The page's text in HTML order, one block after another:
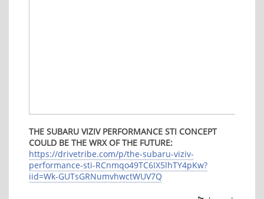
THE SUBARU VIZIV PERFORMANCE STI CONCEPT
COULD BE THE WRX OF THE FUTURE:
https://drivetribe.com/p/the-subaru-viziv-
performance-sti-RCnmqo49TC6IX5lhTY4pKw?
iid=Wk-GUTsGRNumvhwctWUV7Q